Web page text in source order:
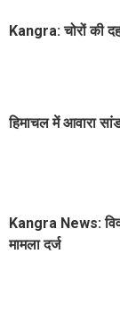
Kangra: चोरों की
हिमाचल में आवारा
Kangra News:
मामला दर्ज